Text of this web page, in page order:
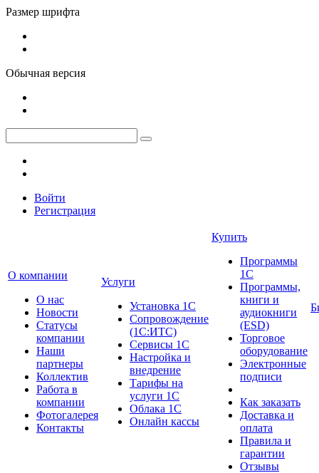
Размер шрифта
Обычная версия
Войти
Регистрация
О компании
О нас
Новости
Cтатусы
компании
Наши
партнеры
Коллектив
Работа в
компании
Фотогалерея
Контакты
Услуги
Установка 1С
Сопровождение
(1С:ИТС)
Сервисы 1С
Настройка и
внедрение
Тарифы на
услуги 1С
Облака 1С
Онлайн кассы
Купить
Программы
1С
Программы,
книги и
аудиокниги
(ESD)
Торговое
оборудование
Электронные
подписи
Как заказать
Доставка и
оплата
Правила и
гарантии
Отзывы